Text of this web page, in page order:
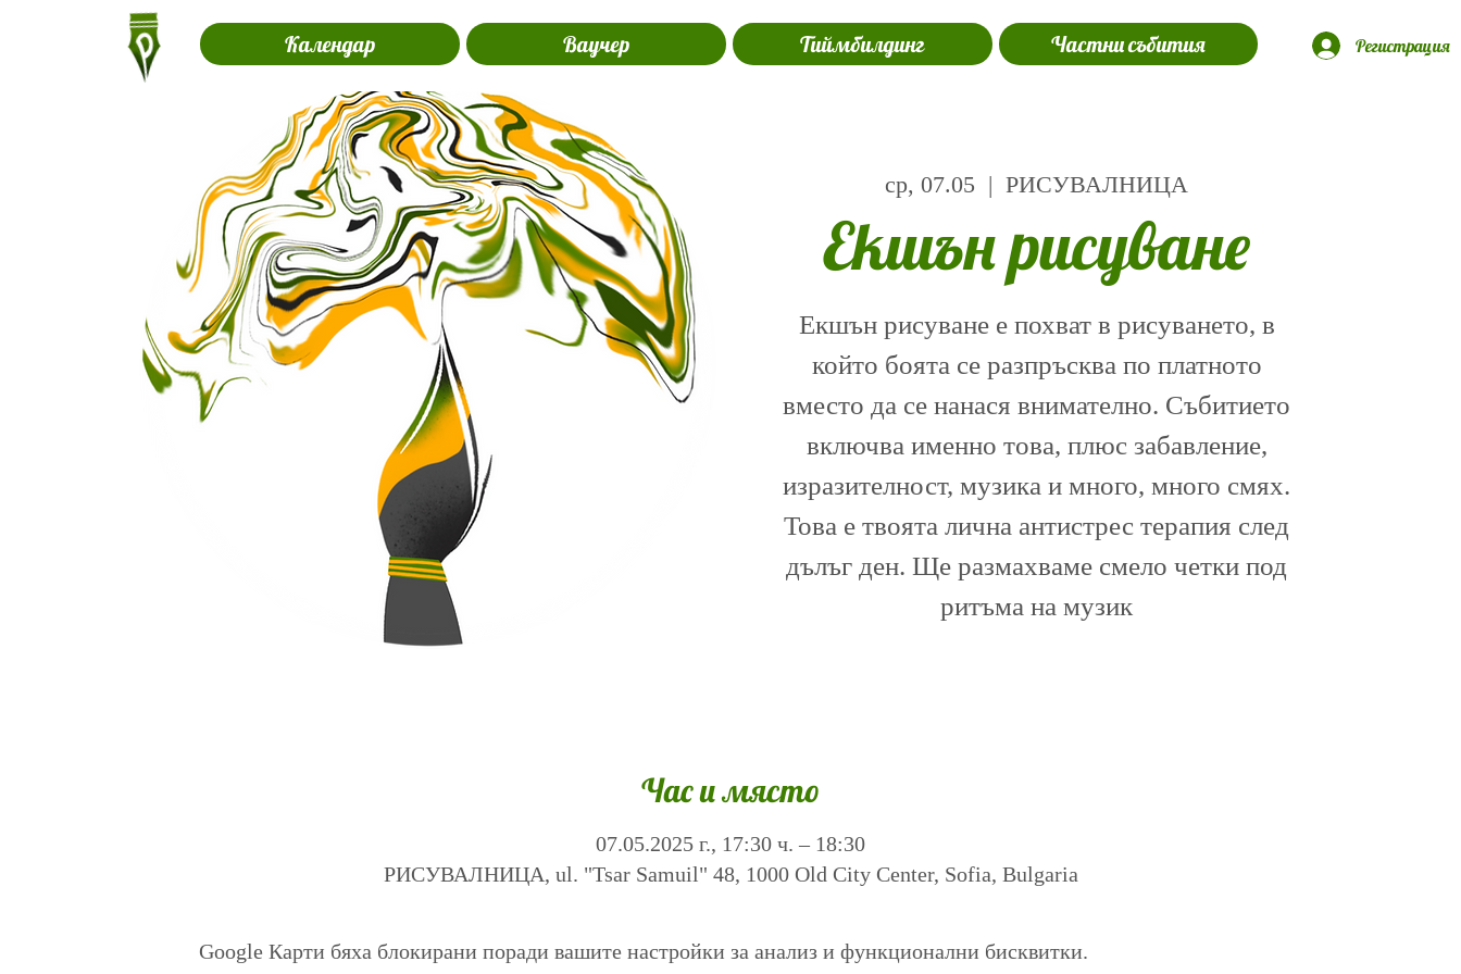
Календар Ваучер Тиймбилдинг Частни събития Регистрация
ср, 07.05
  |
РИСУВАЛНИЦА
Екшън рисуване
Екшън рисуване е похват в рисуването, в
който боята се разпръсква по платното
вместо да се нанася внимателно. Събитието
включва именно това, плюс забавление,
изразителност, музика и много, много смях.
Това е твоята лична антистрес терапия след
дълъг ден. Ще размахваме смело четки под
ритъма на музик
Час и място
07.05.2025 г., 17:30 ч. – 18:30
РИСУВАЛНИЦА, ul. "Tsar Samuil" 48, 1000 Old City Center, Sofia, Bulgaria
Google Карти бяха блокирани поради вашите настройки за анализ и функционални бисквитки.